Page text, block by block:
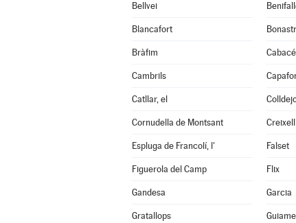
Bellvei
Blancafort
Bràfim
Cambrils
Catllar, el
Cornudella de Montsant Creixell
Espluga de Francolí, l' Falset
Figuerola del Camp Flix
Gandesa Garcia
Gratallops